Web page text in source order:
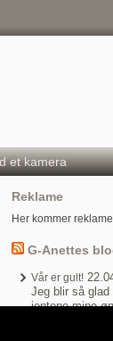
et kamera
Reklame
Her kommer reklame
G-Anettes
Vår er gult!
Jeg blir så glad
jentene mine
noe